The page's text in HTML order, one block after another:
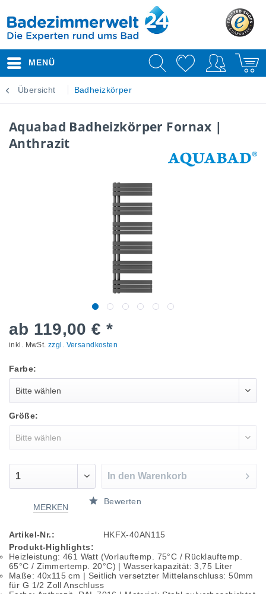
MENÜ
Übersicht Badheizkörper
Aquabad Badheizkörper Fornax |
Anthrazit
ab 119,00 € *
inkl. MwSt.zzgl. Versandkosten
Farbe:
Größe:
In den Warenkorb
MERKEN
Bewerten
Artikel-Nr.:
HKFX-40AN115
Produkt-Highlights:
Heizleistung: 461 Watt (Vorlauftemp. 75°C / Rücklauftemp.
65°C / Zimmertemp. 20°C) | Wasserkapazität: 3,75 Liter
Maße: 40x115 cm | Seitlich versetzter Mittelanschluss: 50mm
für G 1/2 Zoll Anschluss